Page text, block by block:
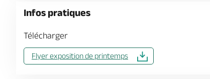
Infos pratiques
Télécharger
Flyer exposition de printemps